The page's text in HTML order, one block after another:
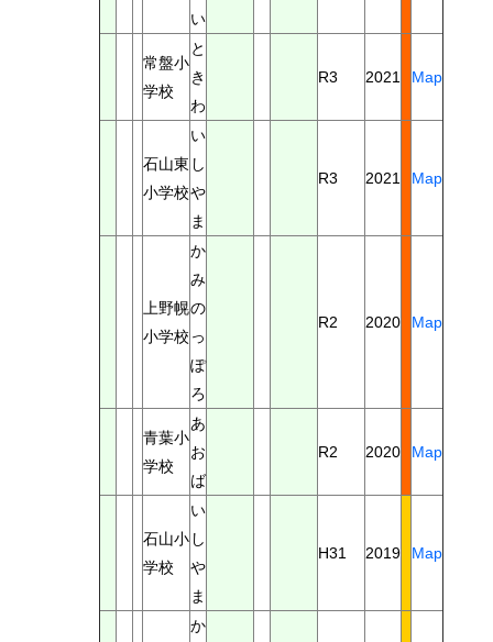
い
常盤小
学校
と
き
わ
R3 2021 Map
石山東
小学校
い
し
や
ま
R3 2021 Map
上野幌
小学校
か
み
の
っ
ぽ
ろ
R2 2020 Map
青葉小
学校
あ
お
ば
R2 2020 Map
石山小
学校
い
し
や
ま
H31 2019 Map
か